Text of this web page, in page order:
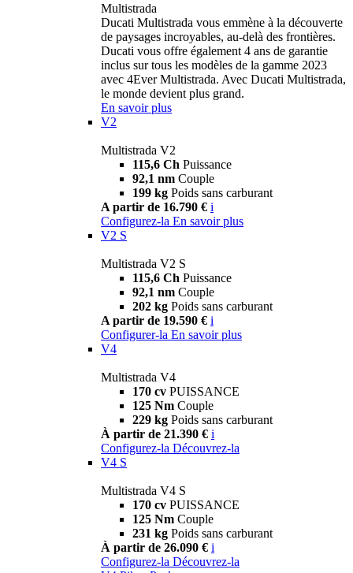
Multistrada
Ducati Multistrada vous emmène à la découverte
de paysages incroyables, au-delà des frontières.
Ducati vous offre également 4 ans de garantie
inclus sur tous les modèles de la gamme 2023
avec 4Ever Multistrada. Avec Ducati Multistrada,
le monde devient plus grand.
En savoir plus
V2
Multistrada V2
115,6 Ch Puissance
92,1 nm Couple
199 kg Poids sans carburant
A partir de 16.790 € i
Configurez-la En savoir plus
V2 S
Multistrada V2 S
115,6 Ch Puissance
92,1 nm Couple
202 kg Poids sans carburant
A partir de 19.590 € i
Configurer-la En savoir plus
V4
Multistrada V4
170 cv PUISSANCE
125 Nm Couple
229 kg Poids sans carburant
À partir de 21.390 € i
Configurez-la Découvrez-la
V4 S
Multistrada V4 S
170 cv PUISSANCE
125 Nm Couple
231 kg Poids sans carburant
À partir de 26.090 € i
Configurez-la Découvrez-la